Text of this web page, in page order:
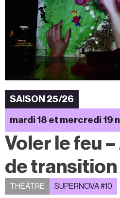
SAISON 25/26
mardi 18 et mercredi 19
Voler le feu
de transition
THÉÂTRE SUPERNOVA #10